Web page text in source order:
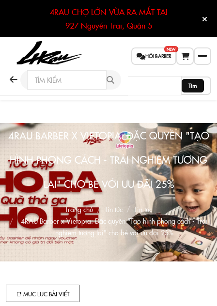
4RAU CHỢ LỚN VỪA RA MẮT TẠI
927 Nguyễn Trãi, Quận 5
HỎI BARBER
NEW
Tìm
4RAU BARBER X VIETOPIA: ĐẶC QUYỀN "TẠO
HÌNH PHONG CÁCH - TRẢI NGHIỆM TƯƠNG
LAI" CHO BÉ VỚI ƯU ĐÃI 25%
Trang chủ Tin tức
Tin tức
4RAU Barber x Vietopia: Đặc quyền "Tạo hình phong cách - Trải
nghiệm tương lai" cho bé với ưu đãi 25%
📑 MỤC LỤC BÀI VIẾT